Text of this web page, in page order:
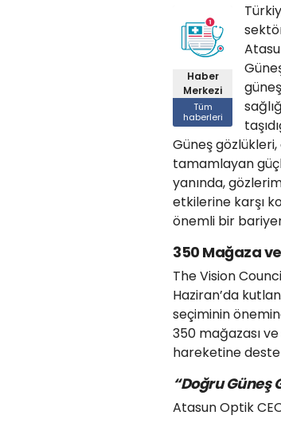
Haber
Merkezi
Tüm
haberleri
Güneş gözlükleri,
tamamlayan
yanında,
etkilerine karşı
önemli bir
350 Mağaza
The Vision
Haziran’da
seçiminin
350 mağazası
hareketine
“Doğru Güneş
Atasun Optik